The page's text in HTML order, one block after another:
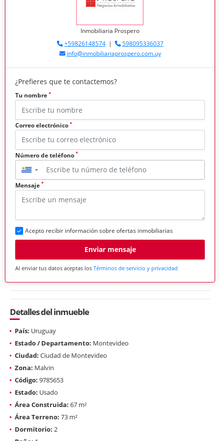
Inmobiliaria Prospero
+59826148574|
598095336037
info@inmobiliariaprospero.com.uy
¿Prefieres que te contactemos?
Tu nombre *
Correo electrónico *
Número de teléfono *
▼
Mensaje *
Acepto recibir información sobre ofertas inmobiliarias
Enviar mensaje
Al enviar tus datos aceptas los Términos de servicio y privacidad
Detalles del inmueble
País: Uruguay
Estado / Departamento: Montevideo
Ciudad: Ciudad de Montevideo
Zona: Malvin
Código: 9785653
Estado: Usado
Área Construida: 67 m²
Área Terreno: 73 m²
Dormitorio: 2